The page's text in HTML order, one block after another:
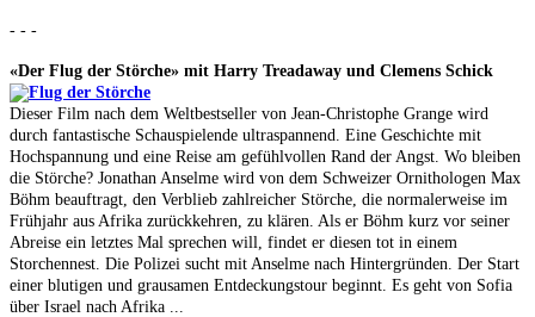
- - -
«Der Flug der Störche» mit Harry Treadaway und Clemens Schick
Dieser Film nach dem Weltbestseller von Jean-Christophe Grange wird
durch fantastische Schauspielende ultraspannend. Eine Geschichte mit
Hochspannung und eine Reise am gefühlvollen Rand der Angst. Wo bleiben
die Störche? Jonathan Anselme wird von dem Schweizer Ornithologen Max
Böhm beauftragt, den Verblieb zahlreicher Störche, die normalerweise im
Frühjahr aus Afrika zurückkehren, zu klären. Als er Böhm kurz vor seiner
Abreise ein letztes Mal sprechen will, findet er diesen tot in einem
Storchennest. Die Polizei sucht mit Anselme nach Hintergründen. Der Start
einer blutigen und grausamen Entdeckungstour beginnt. Es geht von Sofia
über Israel nach Afrika ...